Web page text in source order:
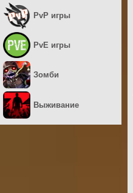
PvP игры
PvE игры
Зомби
Выживание